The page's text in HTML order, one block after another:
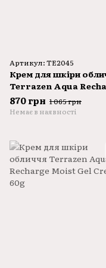
Артикул: TE2045
Крем для шкіри
Terrazen Aqua
24H Moist Cream 50ml
870 грн 1 065 грн
Немає в наявності